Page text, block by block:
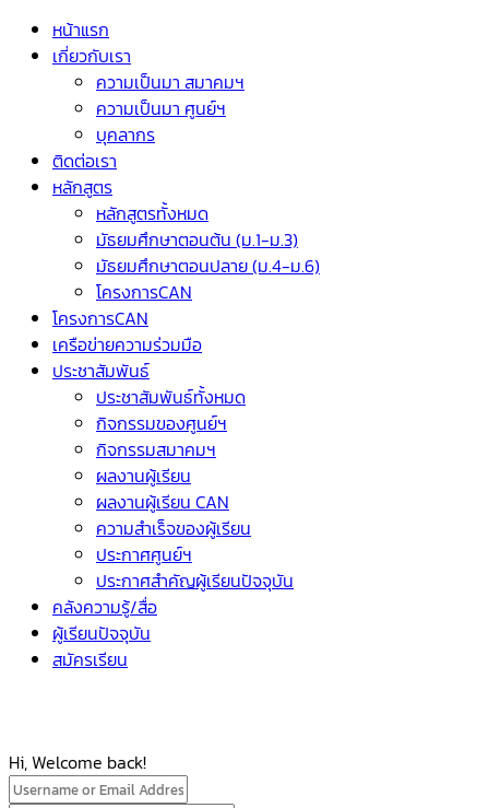
หน้าแรก
เกี่ยวกับเรา
ความเป็นมา สมาคมฯ
ความเป็นมา ศูนย์ฯ
บุคลากร
ติดต่อเรา
หลักสูตร
หลักสูตรทั้งหมด
มัธยมศึกษาตอนต้น (ม.1-ม.3)
มัธยมศึกษาตอนปลาย (ม.4-ม.6)
โครงการCAN
โครงการCAN
เครือข่ายความร่วมมือ
ประชาสัมพันธ์
ประชาสัมพันธ์ทั้งหมด
กิจกรรมของศูนย์ฯ
กิจกรรมสมาคมฯ
ผลงานผู้เรียน
ผลงานผู้เรียน CAN
ความสำเร็จของผู้เรียน
ประกาศศูนย์ฯ
ประกาศสำคัญผู้เรียนปัจจุบัน
คลังความรู้/สื่อ
ผู้เรียนปัจจุบัน
สมัครเรียน
Hi, Welcome back!